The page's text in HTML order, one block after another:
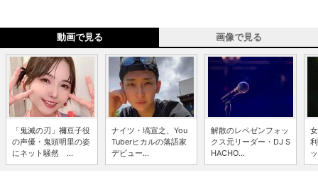
動画で見る 画像で見る
「鬼滅の刃」禰豆子役
の声優・鬼頭明里の姿
にネット騒然 ...
ナイツ・塙宣之、You
Tuberヒカルの落語家
デビュー...
解散のレペゼンフォッ
クス元リーダー・DJ S
HACHO...